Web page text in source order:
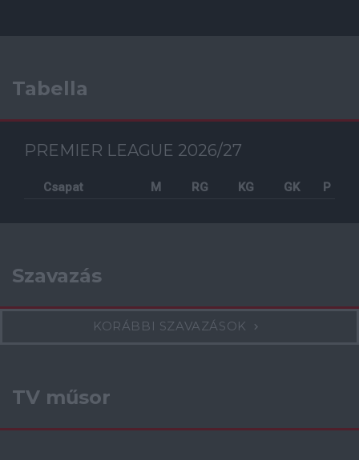
Tabella
PREMIER LEAGUE 2026/27
Csapat M RG KG GK P
Szavazás
KORÁBBI SZAVAZÁSOK
TV műsor